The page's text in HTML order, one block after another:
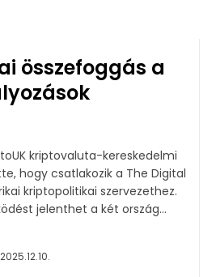
összefoggás a
kriptovaluta-kereskedelmi
hogy csatlakozik a The Digital
kriptopolitikai szervezethez.
jelenthet a két ország...
2025.12.10.